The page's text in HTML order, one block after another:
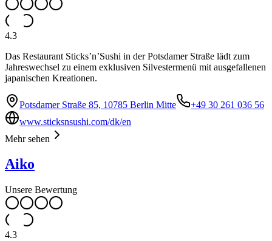
4.3
Das Restaurant Sticks’n’Sushi in der Potsdamer Straße lädt zum
Jahreswechsel zu einem exklusiven Silvestermenü mit ausgefallenen
japanischen Kreationen.
Potsdamer Straße 85, 10785 Berlin Mitte
+49 30 261 036 56
www.sticksnsushi.com/dk/en
Mehr sehen
Aiko
Unsere Bewertung
4.3